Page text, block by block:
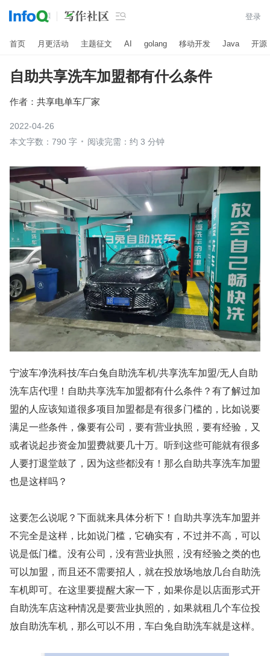
 登录
首页 月更活动 主题征文 AI golang 移动开发 Java 开源
自助共享洗车加盟都有什么条件
作者： 共享电单车厂家
2022-04-26
本文字数：790 字
阅读完需：约 3 分钟
宁波车净洗科技/车白兔自助洗车机/共享洗车加盟/无人自助
洗车店代理！自助共享洗车加盟都有什么条件？有了解过加
盟的人应该知道很多项目加盟都是有很多门槛的，比如说要
满足一些条件，像要有公司，要有营业执照，要有经验，又
或者说起步资金加盟费就要几十万。听到这些可能就有很多
人要打退堂鼓了，因为这些都没有！那么自助共享洗车加盟
也是这样吗？
这要怎么说呢？下面就来具体分析下！自助共享洗车加盟并
不完全是这样，比如说门槛，它确实有，不过并不高，可以
说是低门槛。没有公司，没有营业执照，没有经验之类的也
可以加盟，而且还不需要招人，就在投放场地放几台自助洗
车机即可。在这里要提醒大家一下，如果你是以店面形式开
自助洗车店这种情况是要营业执照的，如果就租几个车位投
放自助洗车机，那么可以不用，车白兔自助洗车就是这样。